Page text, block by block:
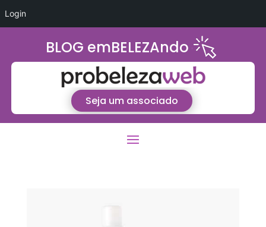
BLOG emBELEZAndo
Seja um associado
Login